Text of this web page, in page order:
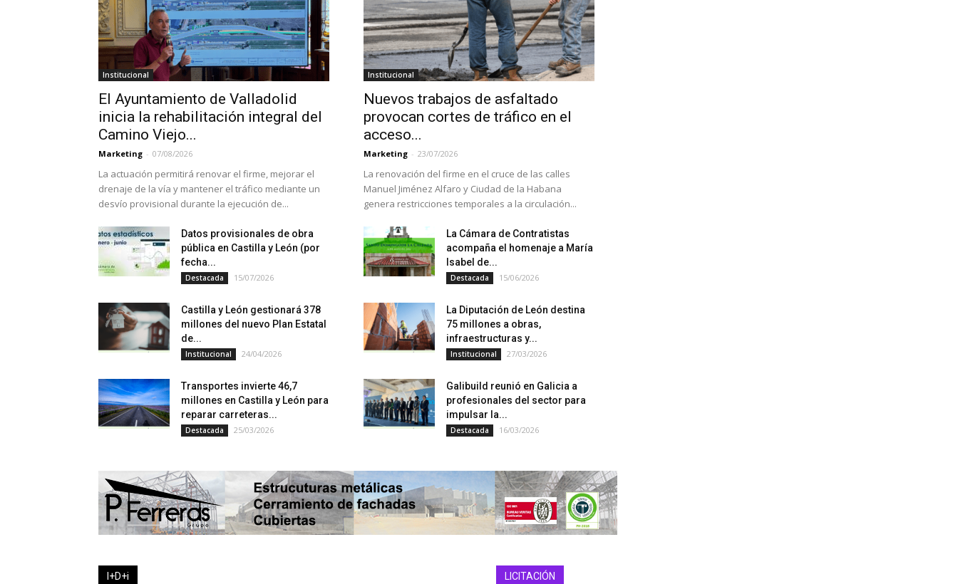
Institucional
El Ayuntamiento de Valladolid
inicia la rehabilitación integral del
Camino Viejo...
Marketing - 07/08/2026
La actuación permitirá renovar el firme, mejorar el
drenaje de la vía y mantener el tráfico mediante un
desvío provisional durante la ejecución de...
Institucional
Nuevos trabajos de asfaltado
provocan cortes de tráfico en el
acceso...
Marketing - 23/07/2026
La renovación del firme en el cruce de las calles
Manuel Jiménez Alfaro y Ciudad de la Habana
genera restricciones temporales a la circulación...
Datos provisionales de obra
pública en Castilla y León (por
fecha...
Destacada 15/07/2026
La Cámara de Contratistas
acompaña el homenaje a María
Isabel de...
Destacada 15/06/2026
Castilla y León gestionará 378
millones del nuevo Plan Estatal
de...
Institucional 24/04/2026
La Diputación de León destina
75 millones a obras,
infraestructuras y...
Institucional 27/03/2026
Transportes invierte 46,7
millones en Castilla y León para
reparar carreteras...
Destacada 25/03/2026
Galibuild reunió en Galicia a
profesionales del sector para
impulsar la...
Destacada 16/03/2026
I+D+i LICITACIÓN